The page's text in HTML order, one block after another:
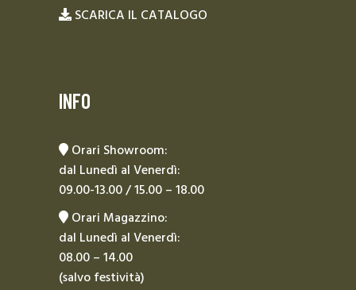
SCARICA IL CATALOGO
INFO
Orari Showroom:
dal Lunedì al Venerdì:
09.00-13.00 / 15.00 – 18.00
Orari Magazzino:
dal Lunedì al Venerdì:
08.00 – 14.00
(salvo festività)